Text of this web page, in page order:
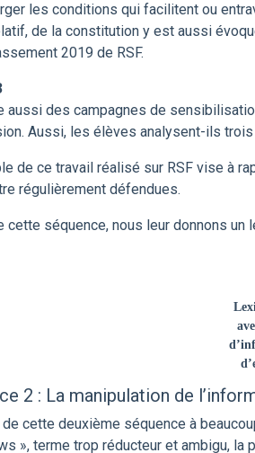
les conditions qui facilitent ou
de la constitution y est aussi
2019 de RSF.
aussi des campagnes de
Aussi, les élèves analysent-ils
de ce travail réalisé sur RSF vise à
régulièrement défendues.
cette séquence, nous leur donnons
2 : La manipulation de
cette deuxième séquence à
», terme trop réducteur et ambigu, la